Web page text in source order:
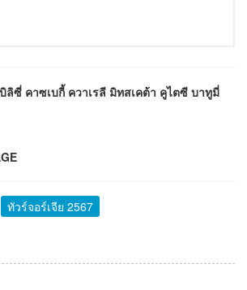
ลิซี่ คาซเบกี้ ควาเรลี มิทสเคต้า คูไตซี บาทูมี่
ทัวร์จอร์เจีย 2567